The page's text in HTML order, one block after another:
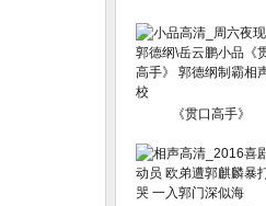
《贯口高手》